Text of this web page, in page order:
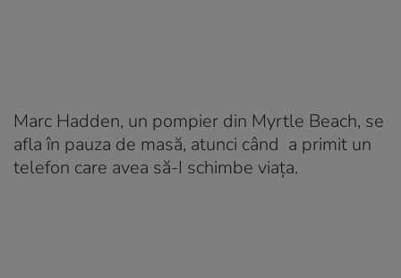
Marc Hadden, un pompier din Myrtle Beach, se
afla în pauza de masă, atunci când a primit un
telefon care avea să-I schimbe viața.